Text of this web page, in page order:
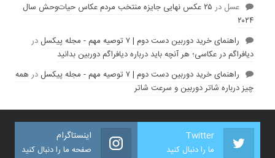
عسل در
۲۵ عکس نهایی جایزه منتخب مردم عکاس حیات‌وحش سال
۲۰۲۴
راهنمای خرید دوربین دست دوم | ۷ توصیه مهم - مجله پیکسل
در
دیافراگم در عکاسی؛ هر آنچه باید درباره دیافراگم دوربین بدانید
راهنمای خرید دوربین دست دوم | ۷ توصیه مهم - مجله پیکسل
در همه
چیز درباره شاتر دوربین و سرعت شاتر
Twitter
ما را دنبال کنید
اینستاگرام
صفحه ما را دنبال کنید